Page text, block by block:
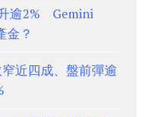
逾2% Gemini
金？
近四成、盤前彈逾